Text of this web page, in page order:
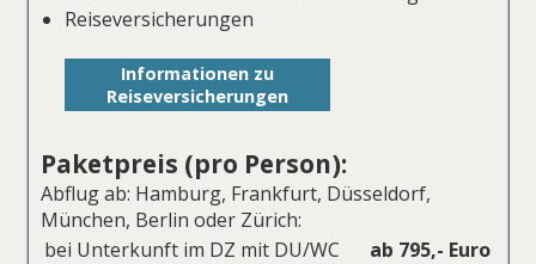
Reiseversicherungen
Informationen zu
Reiseversicherungen
Paketpreis (pro Person):
Abflug ab: Hamburg, Frankfurt, Düsseldorf,
München, Berlin oder Zürich:
bei Unterkunft im DZ mit DU/WC
ab 795,- Euro